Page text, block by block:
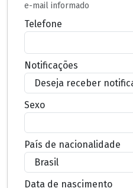
e-mail informado
Telefone
Notificações
Sexo
País de nacionalidade
Data de nascimento